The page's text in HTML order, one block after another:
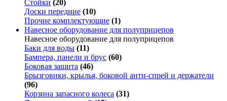
Стойки (20)
Доски передние (10)
Прочие комплектующие (1)
Навесное оборудование для полуприцепов
Навесное оборудование для полуприцепов
Баки для воды (11)
Бампера, панели и брус (60)
Боковая защита (46)
Брызговики, крылья, боковой анти-спрей и держатели
(96)
Корзина запасного колеса (31)